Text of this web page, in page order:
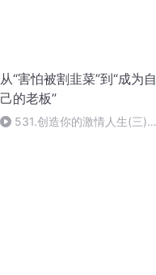
从“害怕被割韭菜”到“成为自
己的老板”
531.创造你的激情人生(三)－